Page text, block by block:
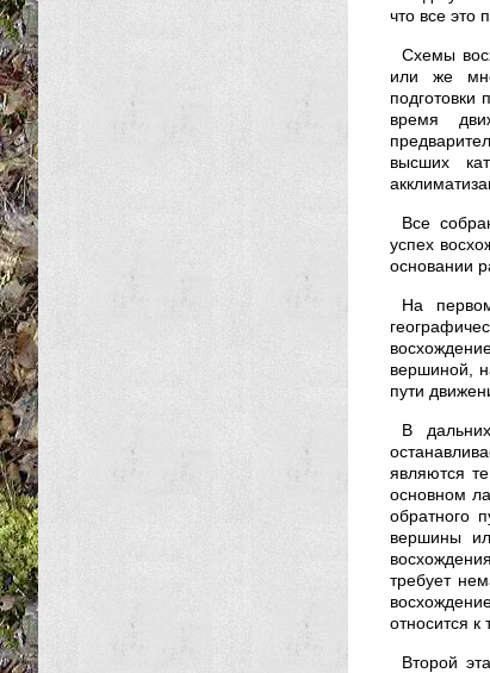
что все это
Схемы
или же
подготовки
время
высших
Все
успех
основании
На
вершиной,
пути
В
являются
основном
обратного
вершины
требует
относится к
Второй